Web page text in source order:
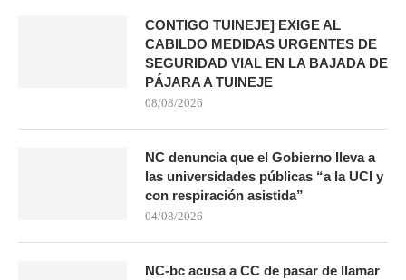
CONTIGO TUINEJE] EXIGE AL
CABILDO MEDIDAS URGENTES DE
SEGURIDAD VIAL EN LA BAJADA DE
PÁJARA A TUINEJE
08/08/2026
NC denuncia que el Gobierno lleva a
las universidades públicas “a la UCI y
con respiración asistida”
04/08/2026
NC-bc acusa a CC de pasar de llamar